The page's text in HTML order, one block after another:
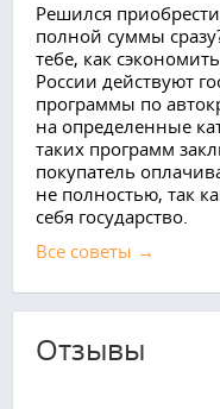
Решился
полной суммы
тебе, как
России действуют
программы по
на определенные
таких программ
покупатель
не полностью, так
себя государство.
Все советы →
Отзывы